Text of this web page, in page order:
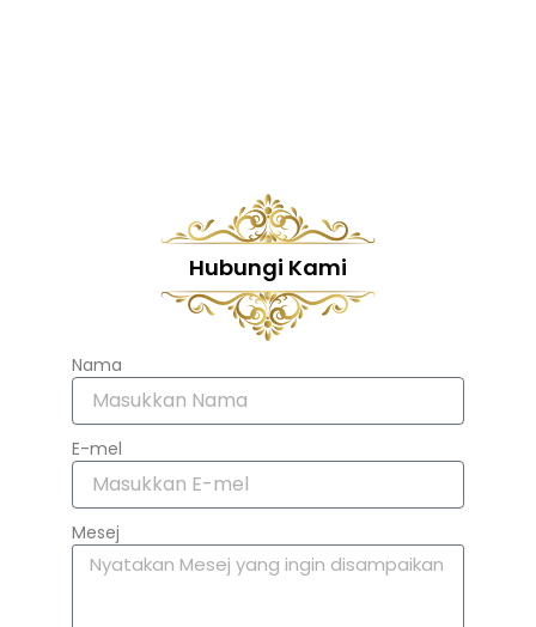
Hubungi Kami
Nama
E-mel
Mesej